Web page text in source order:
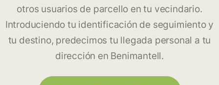
otros usuarios de parcello en tu vecindario.
Introduciendo tu identificación de seguimiento y
tu destino, predecimos tu llegada personal a tu
dirección en Benimantell.